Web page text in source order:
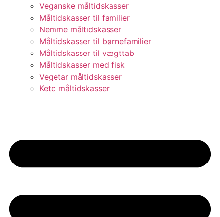
Veganske måltidskasser
Måltidskasser til familier
Nemme måltidskasser
Måltidskasser til børnefamilier
Måltidskasser til vægttab
Måltidskasser med fisk
Vegetar måltidskasser
Keto måltidskasser